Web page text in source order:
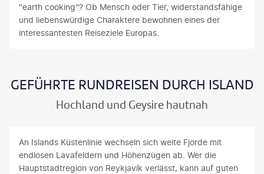
''earth cooking''? Ob Mensch oder Tier, widerstandsfähige
und liebenswürdige Charaktere bewohnen eines der
interessantesten Reiseziele Europas.
GEFÜHRTE RUNDREISEN DURCH ISLAND
Hochland und Geysire hautnah
An Islands Küstenlinie wechseln sich weite Fjorde mit
endlosen Lavafeldern und Höhenzügen ab. Wer die
Hauptstadtregion von Reykjavík verlässt, kann auf guten